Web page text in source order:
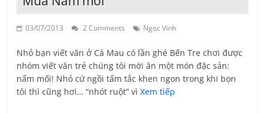
03/07/2013 2 Comments Ngọc Vinh
Nhỏ bạn viết văn ở Cà Mau có lần ghé Bến Tre chơi được
nhóm viết văn trẻ chúng tôi mời ăn một món đặc sản:
nấm mối! Nhỏ cứ ngồi tấm tắc khen ngon trong khi bọn
tôi thì cũng hơi… “nhót ruột” vìXem tiếp